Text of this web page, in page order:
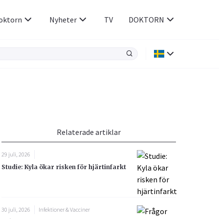
Rökavvänjning
Rörelseapparaten
Sex & Samliv
Sömn & Stress
Nyheter TV DOKTORN
Relaterade artiklar
29 juli, 2026
Studie: Kyla ökar risken för hjärtinfarkt
30 juli, 2026
Infektioner & Vacciner